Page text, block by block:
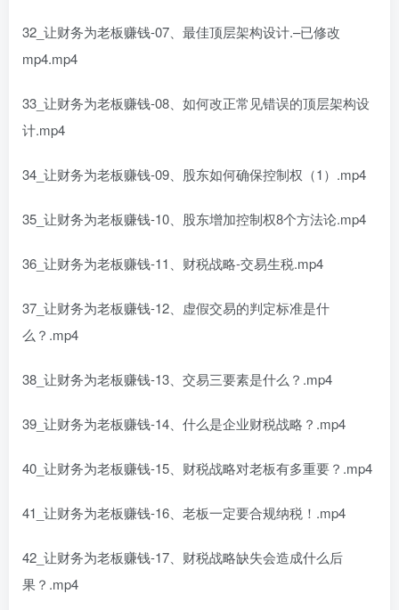
32_让财务为老板赚钱-07、最佳顶层架构设计.–已修改
mp4.mp4
33_让财务为老板赚钱-08、如何改正常见错误的顶层架构设
计.mp4
34_让财务为老板赚钱-09、股东如何确保控制权（1）.mp4
35_让财务为老板赚钱-10、股东增加控制权8个方法论.mp4
36_让财务为老板赚钱-11、财税战略-交易生税.mp4
37_让财务为老板赚钱-12、虚假交易的判定标准是什
么？.mp4
38_让财务为老板赚钱-13、交易三要素是什么？.mp4
39_让财务为老板赚钱-14、什么是企业财税战略？.mp4
40_让财务为老板赚钱-15、财税战略对老板有多重要？.mp4
41_让财务为老板赚钱-16、老板一定要合规纳税！.mp4
42_让财务为老板赚钱-17、财税战略缺失会造成什么后
果？.mp4